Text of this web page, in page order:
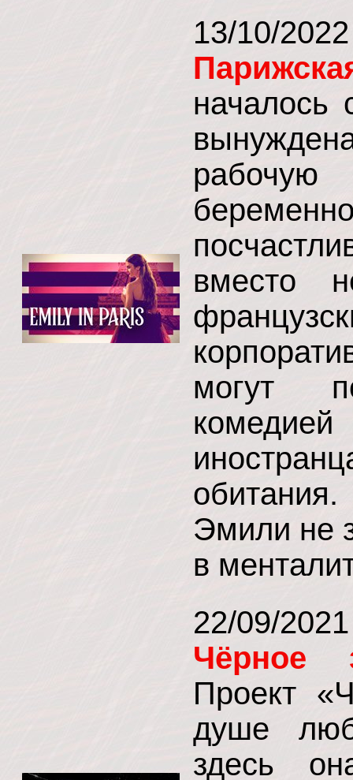
13/10/
началось
рабочую
вместо
могут
Эмили не
в
22/09/
Чёрное
Проект
душе
здесь